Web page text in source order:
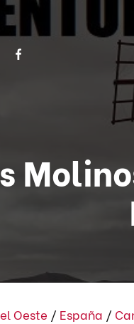
Oeste / España /